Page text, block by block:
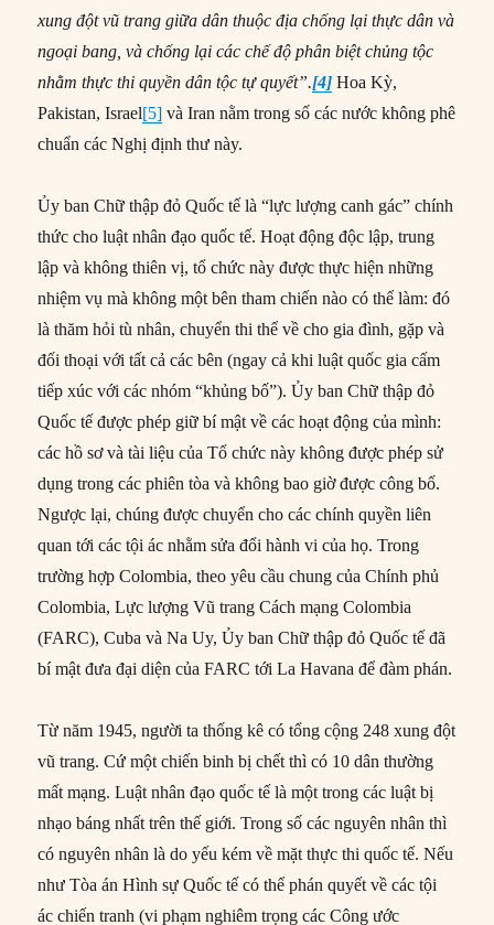
xung đột vũ trang giữa dân thuộc địa chống lại thực dân và
ngoại bang, và chống lại các chế độ phân biệt chủng tộc
nhằm thực thi quyền dân tộc tự quyết”.[4] Hoa Kỳ,
Pakistan, Israel[5] và Iran nằm trong số các nước không phê
chuẩn các Nghị định thư này.
Ủy ban Chữ thập đỏ Quốc tế là “lực lượng canh gác” chính
thức cho luật nhân đạo quốc tế. Hoạt động độc lập, trung
lập và không thiên vị, tổ chức này được thực hiện những
nhiệm vụ mà không một bên tham chiến nào có thể làm: đó
là thăm hỏi tù nhân, chuyển thi thể về cho gia đình, gặp và
đối thoại với tất cả các bên (ngay cả khi luật quốc gia cấm
tiếp xúc với các nhóm “khủng bố”). Ủy ban Chữ thập đỏ
Quốc tế được phép giữ bí mật về các hoạt động của mình:
các hồ sơ và tài liệu của Tổ chức này không được phép sử
dụng trong các phiên tòa và không bao giờ được công bố.
Ngược lại, chúng được chuyển cho các chính quyền liên
quan tới các tội ác nhằm sửa đổi hành vi của họ. Trong
trường hợp Colombia, theo yêu cầu chung của Chính phủ
Colombia, Lực lượng Vũ trang Cách mạng Colombia
(FARC), Cuba và Na Uy, Ủy ban Chữ thập đỏ Quốc tế đã
bí mật đưa đại diện của FARC tới La Havana để đàm phán.
Từ năm 1945, người ta thống kê có tổng cộng 248 xung đột
vũ trang. Cứ một chiến binh bị chết thì có 10 dân thường
mất mạng. Luật nhân đạo quốc tế là một trong các luật bị
nhạo báng nhất trên thế giới. Trong số các nguyên nhân thì
có nguyên nhân là do yếu kém về mặt thực thi quốc tế. Nếu
như Tòa án Hình sự Quốc tế có thể phán quyết về các tội
ác chiến tranh (vi phạm nghiêm trọng các Công ước